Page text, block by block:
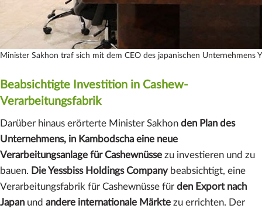
Minister Sakhon traf sich mit dem CEO des japanischen Unternehmens
Beabsichtigte Investition in Cashew-
Verarbeitungsfabrik
Darüber hinaus erörterte Minister Sakhon den Plan des
Unternehmens, in Kambodscha eine neue
Verarbeitungsanlage für Cashewnüsse zu investieren und zu
bauen. Die Yessbiss Holdings Companybeabsichtigt, eine
Verarbeitungsfabrik für Cashewnüsse für den Export nach
Japan und andere internationale Märkte zu errichten. Der